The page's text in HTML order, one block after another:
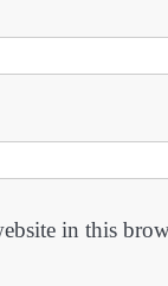
in this